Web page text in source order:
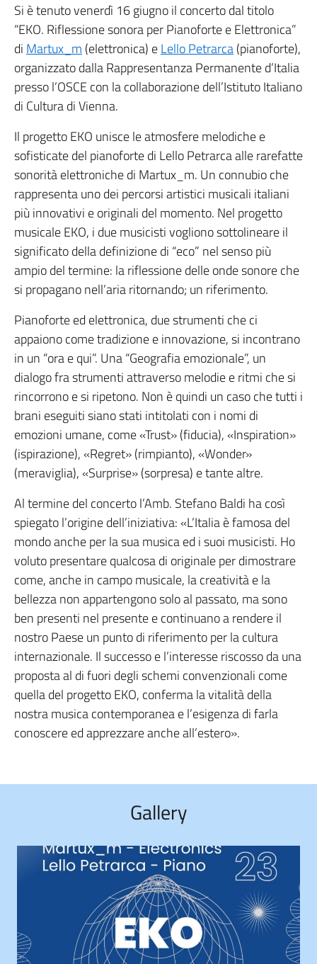
Si è tenuto venerdì 16 giugno il concerto dal titolo
“EKO. Riflessione sonora per Pianoforte e Elettronica”
di Martux_m (elettronica) eLello Petrarca(pianoforte),
organizzato dalla Rappresentanza Permanente d’Italia
presso l’OSCE con la collaborazione dell’Istituto Italiano
di Cultura di Vienna.
Il progetto EKO unisce le atmosfere melodiche e
sofisticate del pianoforte di Lello Petrarca alle rarefatte
sonorità elettroniche di Martux_m. Un connubio che
rappresenta uno dei percorsi artistici musicali italiani
più innovativi e originali del momento. Nel progetto
musicale EKO, i due musicisti vogliono sottolineare il
significato della definizione di “eco” nel senso più
ampio del termine: la riflessione delle onde sonore che
si propagano nell’aria ritornando; un riferimento.
Pianoforte ed elettronica, due strumenti che ci
appaiono come tradizione e innovazione, si incontrano
in un “ora e qui”. Una “Geografia emozionale”, un
dialogo fra strumenti attraverso melodie e ritmi che si
rincorrono e si ripetono. Non è quindi un caso che tutti i
brani eseguiti siano stati intitolati con i nomi di
emozioni umane, come «Trust» (fiducia), «Inspiration»
(ispirazione), «Regret» (rimpianto), «Wonder»
(meraviglia), «Surprise» (sorpresa) e tante altre.
Al termine del concerto l’Amb. Stefano Baldi ha così
spiegato l’origine dell’iniziativa: «L’Italia è famosa del
mondo anche per la sua musica ed i suoi musicisti. Ho
voluto presentare qualcosa di originale per dimostrare
come, anche in campo musicale, la creatività e la
bellezza non appartengono solo al passato, ma sono
ben presenti nel presente e continuano a rendere il
nostro Paese un punto di riferimento per la cultura
internazionale. Il successo e l’interesse riscosso da una
proposta al di fuori degli schemi convenzionali come
quella del progetto EKO, conferma la vitalità della
nostra musica contemporanea e l’esigenza di farla
conoscere ed apprezzare anche all’estero».
Gallery